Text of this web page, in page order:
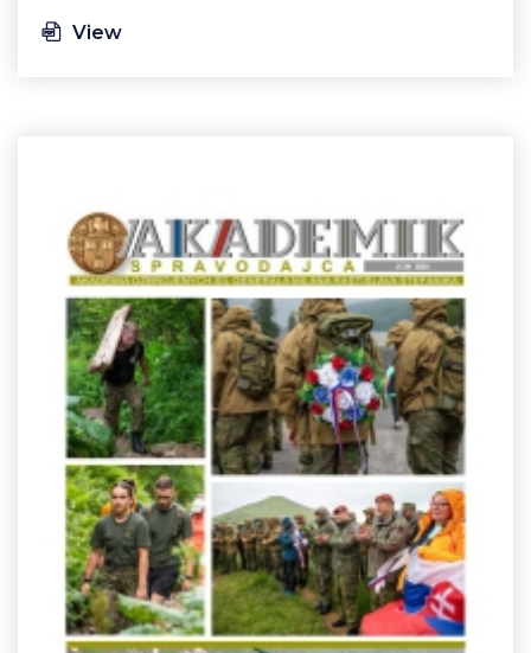
View